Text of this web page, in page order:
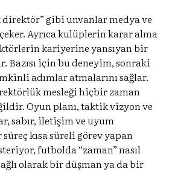
direktör” gibi unvanlar medya ve
Ayrıca kulüplerin karar alma
kariyerine yansıyan bir
Bazısı için bu deneyim, sonraki
adımlar atmalarını sağlar.
mesleği hiçbir zaman
Oyun planı, taktik vizyon ve
sabır, iletişim ve uyum
kısa süreli görev yapan
futbolda “zaman” nasıl
olarak bir düşman ya da bir